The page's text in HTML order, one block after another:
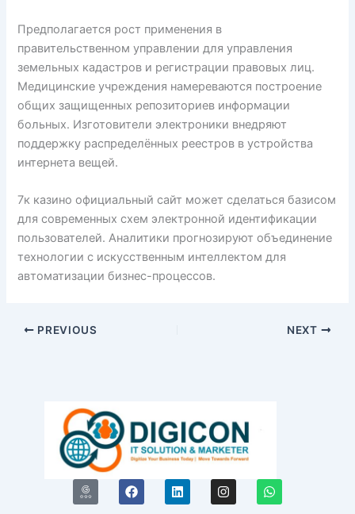
Предполагается рост применения в
правительственном управлении для управления
земельных кадастров и регистрации правовых лиц.
Медицинские учреждения намереваются построение
общих защищенных репозиториев информации
больных. Изготовители электроники внедряют
поддержку распределённых реестров в устройства
интернета вещей.
7к казино официальный сайт может сделаться базисом
для современных схем электронной идентификации
пользователей. Аналитики прогнозируют объединение
технологии с искусственным интеллектом для
автоматизации бизнес-процессов.
PREVIOUS NEXT
I
c
F
a
L
i
I
n
W
h